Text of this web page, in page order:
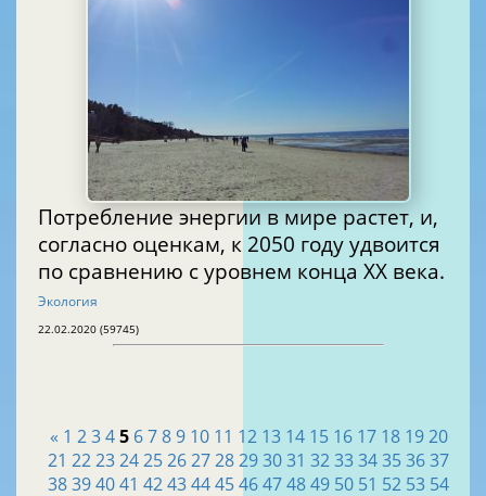
Потребление энергии в мире растет, и,
согласно оценкам, к 2050 году удвоится
по сравнению с уровнем конца XX века.
Экология
22.02.2020 (59745)
« 1 2 3 4 5 6 7 8 9 10 11 12 13 14 15 16 17 18 19 20
21 22232425262728293031 323334353637
38394041 4243444546474849 50 51 52 53 54